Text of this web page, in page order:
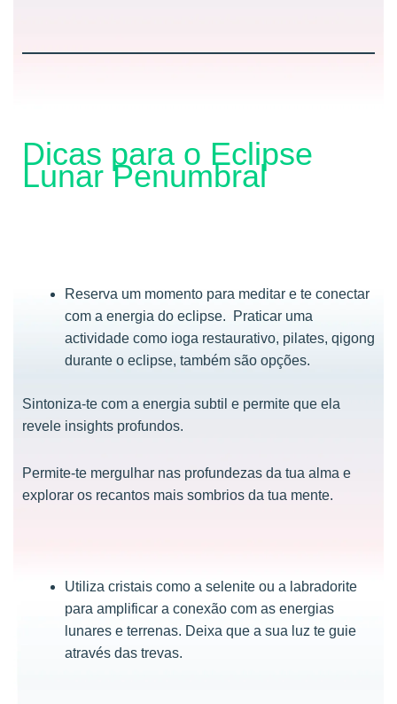
Dicas para o Eclipse
Lunar Penumbral
Reserva um momento para meditar e te conectar
com a energia do eclipse. Praticar uma
actividade como ioga restaurativo, pilates, qigong
durante o eclipse, também são opções.
Sintoniza-te com a energia subtil e permite que ela
revele insights profundos.
Permite-te mergulhar nas profundezas da tua alma e
explorar os recantos mais sombrios da tua mente.
Utiliza cristais como a selenite ou a labradorite
para amplificar a conexão com as energias
lunares e terrenas. Deixa que a sua luz te guie
através das trevas.